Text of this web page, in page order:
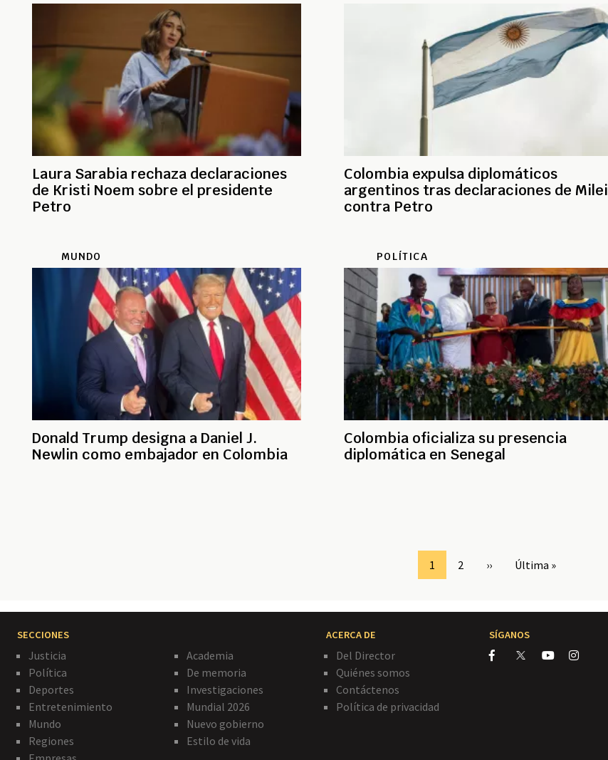
Laura Sarabia rechaza declaraciones
de Kristi Noem sobre el presidente
Petro
Colombia expulsa diplomáticos
argentinos tras declaraciones de Milei
contra Petro
MUNDO
Donald Trump designa a Daniel J.
Newlin como embajador en Colombia
POLÍTICA
Colombia oficializa su presencia
diplomática en Senegal
Page
1 Page
2
Siguiente
››
Última
Última »
SECCIONES
Justicia
Política
Deportes
Entretenimiento
Mundo
Regiones
Academia
De memoria
Investigaciones
Mundial 2026
Nuevo gobierno
Estilo de vida
ACERCA DE
Del Director
Quiénes somos
Contáctenos
Política de privacidad
SÍGANOS